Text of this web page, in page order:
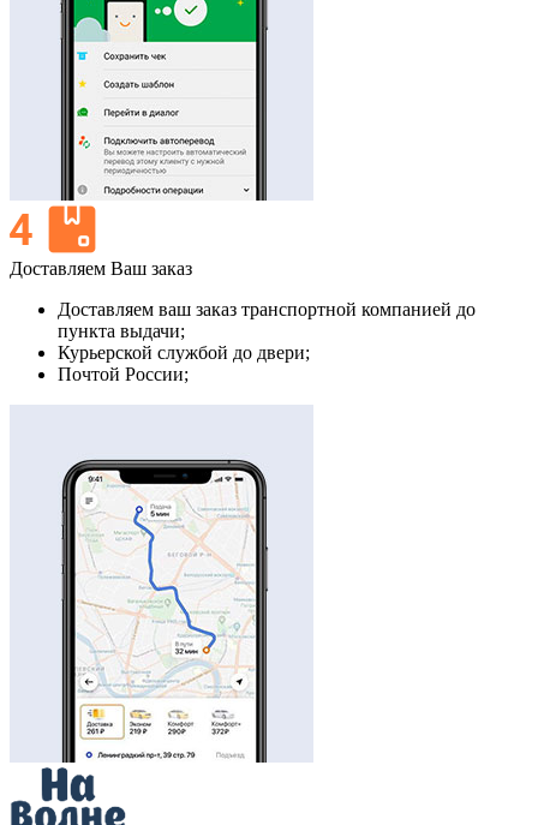
Доставляем Ваш заказ
Доставляем ваш заказ транспортной компанией до
пункта выдачи;
Курьерской службой до двери;
Почтой России;